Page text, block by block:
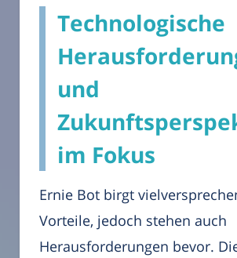
Technologische
und
im Fokus
Ernie Bot birgt
Vorteile, jedoch stehen auch
Herausforderungen bevor.